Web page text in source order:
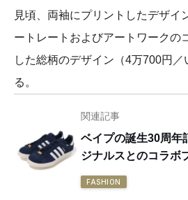
見頃、両袖にプリントしたデザイ
ートレートおよびアートワークの
した総柄のデザイン（4万700円／
る。
関連記事
ベイプの誕生30周
ジナルスとのコラボ
FASHION